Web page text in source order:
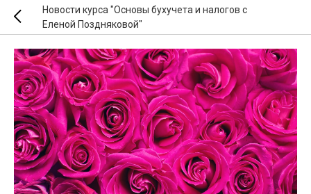
Новости курса "Основы бухучета и налогов с
Еленой Поздняковой"